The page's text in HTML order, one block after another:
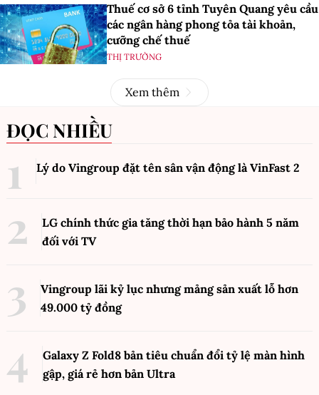
Thuế cơ sở 6 tỉnh Tuyên Quang yêu cầu
các ngân hàng phong tỏa tài khoản,
cưỡng chế thuế
THỊ TRƯỜNG
Xem thêm
ĐỌC NHIỀU
Lý do Vingroup đặt tên sân vận động là VinFast 2
LG chính thức gia tăng thời hạn bảo hành 5 năm
đối với TV
Vingroup lãi kỷ lục nhưng mảng sản xuất lỗ hơn
49.000 tỷ đồng
Galaxy Z Fold8 bản tiêu chuẩn đổi tỷ lệ màn hình
gập, giá rẻ hơn bản Ultra